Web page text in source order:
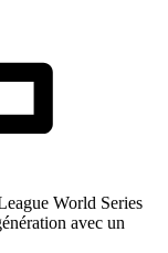
World Series
avec un